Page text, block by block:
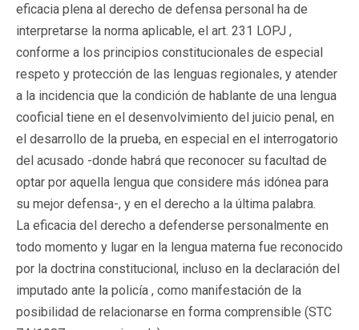
eficacia plena al derecho de defensa personal ha de
interpretarse la norma aplicable, el art. 231 LOPJ ,
conforme a los principios constitucionales de especial
respeto y protección de las lenguas regionales, y atender
a la incidencia que la condición de hablante de una lengua
cooficial tiene en el desenvolvimiento del juicio penal, en
el desarrollo de la prueba, en especial en el interrogatorio
del acusado -donde habrá que reconocer su facultad de
optar por aquella lengua que considere más idónea para
su mejor defensa-, y en el derecho a la última palabra.
La eficacia del derecho a defenderse personalmente en
todo momento y lugar en la lengua materna fue reconocido
por la doctrina constitucional, incluso en la declaración del
imputado ante la policía , como manifestación de la
posibilidad de relacionarse en forma comprensible (STC